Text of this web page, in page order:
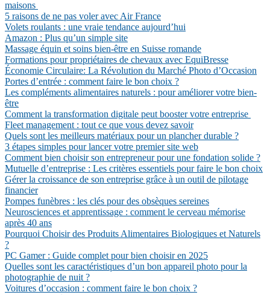
maisons
5 raisons de ne pas voler avec Air France
Volets roulants : une vraie tendance aujourd’hui
Amazon : Plus qu’un simple site
Massage équin et soins bien-être en Suisse romande
Formations pour propriétaires de chevaux avec EquiBresse
Économie Circulaire: La Révolution du Marché Photo d’Occasion
Portes d’entrée : comment faire le bon choix ?
Les compléments alimentaires naturels : pour améliorer votre bien-
être
Comment la transformation digitale peut booster votre entreprise
Fleet management : tout ce que vous devez savoir
Quels sont les meilleurs matériaux pour un plancher durable ?
3 étapes simples pour lancer votre premier site web
Comment bien choisir son entrepreneur pour une fondation solide ?
Mutuelle d’entreprise : Les critères essentiels pour faire le bon choix
Gérer la croissance de son entreprise grâce à un outil de pilotage
financier
Pompes funèbres : les clés pour des obsèques sereines
Neurosciences et apprentissage : comment le cerveau mémorise
après 40 ans
Pourquoi Choisir des Produits Alimentaires Biologiques et Naturels
?
PC Gamer : Guide complet pour bien choisir en 2025
Quelles sont les caractéristiques d’un bon appareil photo pour la
photographie de nuit ?
Voitures d’occasion : comment faire le bon choix ?